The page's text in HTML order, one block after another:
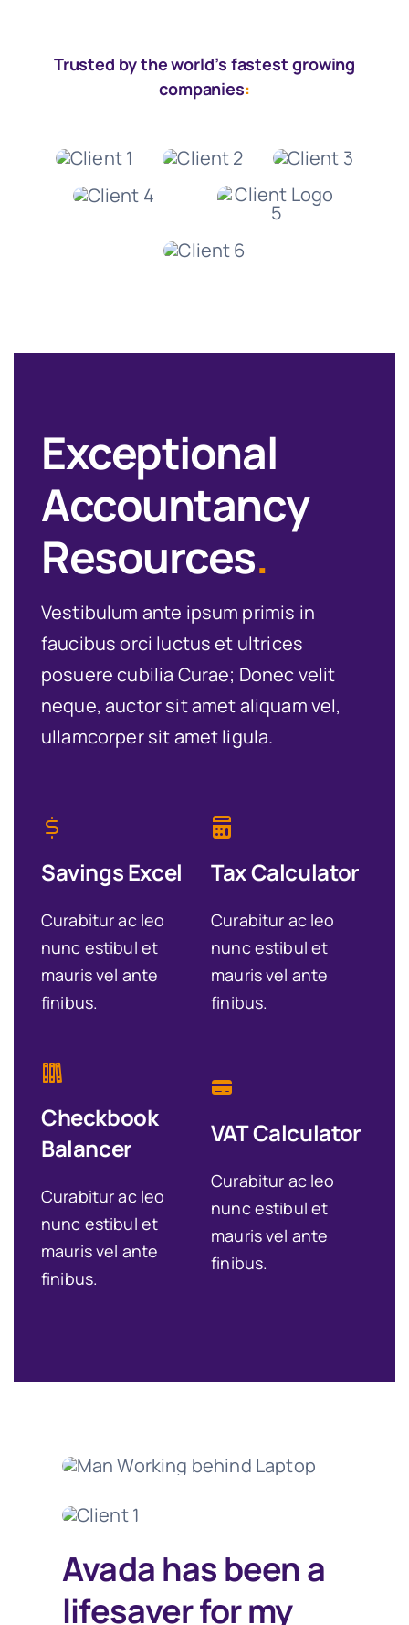
Trusted by the world’s fastest growing
companies:
Exceptional
Accountancy
Resources.
Vestibulum ante ipsum primis in
faucibus orci luctus et ultrices
posuere cubilia Curae; Donec velit
neque, auctor sit amet aliquam vel,
ullamcorper sit amet ligula.
Savings Excel
Curabitur ac leo
nunc estibul et
mauris vel ante
finibus.
Tax Calculator
Curabitur ac leo
nunc estibul et
mauris vel ante
finibus.
Checkbook
Balancer
Curabitur ac leo
nunc estibul et
mauris vel ante
finibus.
VAT Calculator
Curabitur ac leo
nunc estibul et
mauris vel ante
finibus.
Avada has been a
lifesaver for my